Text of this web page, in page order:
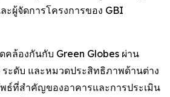
ะผู้จัดการโครงการของ GBI
คล้องกันกับ Green Globes ผ่าน
ะดับ และหมวดประสิทธิภาพด้านต่าง
ธ์ที่สำคัญของอาคารและการประเมิน